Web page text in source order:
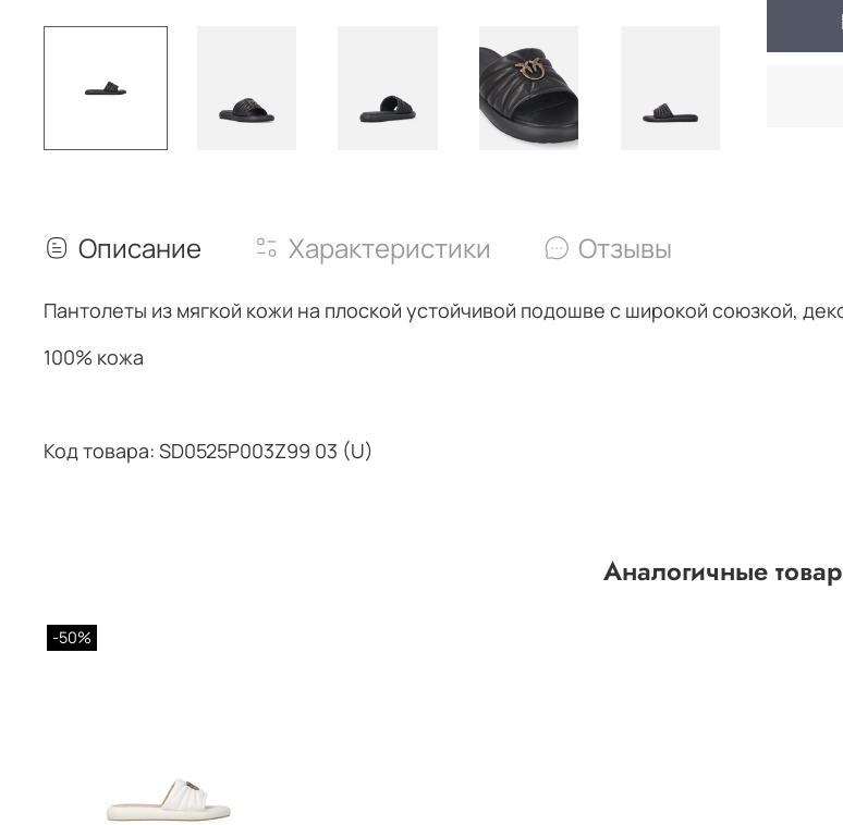
Описание Характеристики Отзывы
Пантолеты из мягкой кожи на плоской устойчивой подошве с широкой союзкой,
100% кожа
Код товара: SD0525P003Z99 03 (U)
Аналогичные
-50%